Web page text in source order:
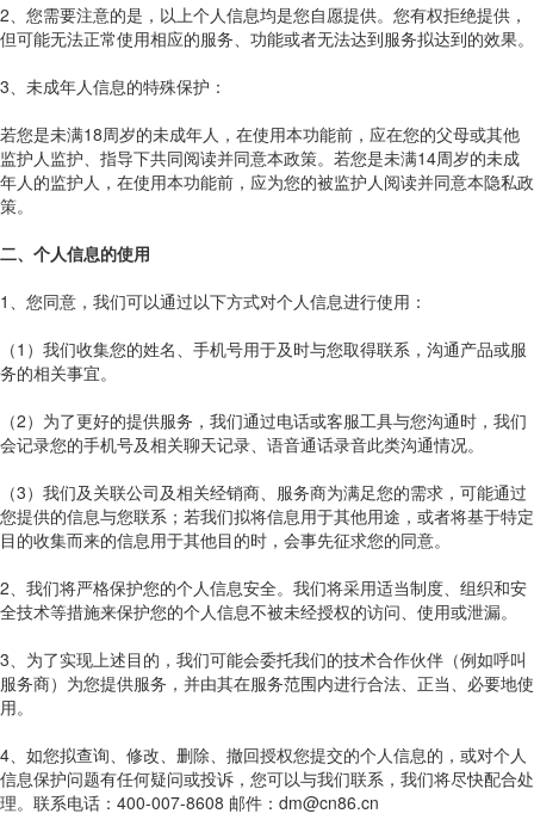
2、您需要注意的是，以上个人信息均是您自愿提供。您有权拒绝提供，
但可能无法正常使用相应的服务、功能或者无法达到服务拟达到的效果。
3、未成年人信息的特殊保护：
若您是未满18周岁的未成年人，在使用本功能前，应在您的父母或其他
监护人监护、指导下共同阅读并同意本政策。若您是未满14周岁的未成
年人的监护人，在使用本功能前，应为您的被监护人阅读并同意本隐私政
策。
二、个人信息的使用
1、您同意，我们可以通过以下方式对个人信息进行使用：
（1）我们收集您的姓名、手机号用于及时与您取得联系，沟通产品或服
务的相关事宜。
（2）为了更好的提供服务，我们通过电话或客服工具与您沟通时，我们
会记录您的手机号及相关聊天记录、语音通话录音此类沟通情况。
（3）我们及关联公司及相关经销商、服务商为满足您的需求，可能通过
您提供的信息与您联系；若我们拟将信息用于其他用途，或者将基于特定
目的收集而来的信息用于其他目的时，会事先征求您的同意。
2、我们将严格保护您的个人信息安全。我们将采用适当制度、组织和安
全技术等措施来保护您的个人信息不被未经授权的访问、使用或泄漏。
3、为了实现上述目的，我们可能会委托我们的技术合作伙伴（例如呼叫
服务商）为您提供服务，并由其在服务范围内进行合法、正当、必要地使
用。
4、如您拟查询、修改、删除、撤回授权您提交的个人信息的，或对个人
信息保护问题有任何疑问或投诉，您可以与我们联系，我们将尽快配合处
理。联系电话：400-007-8608 邮件：dm@cn86.cn